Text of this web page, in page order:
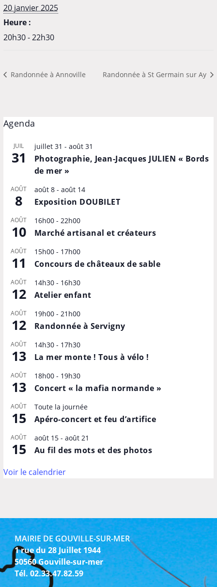
20 janvier 2025
Heure :
20h30 - 22h30
Randonnée à Annoville Randonnée à St Germain sur Ay
Agenda
JUIL
31
juillet 31 - août 31
Photographie, Jean-Jacques JULIEN « Bords
de mer »
AOÛT
8
août 8- août 14
Exposition DOUBILET
AOÛT
10
16h00- 22h00
Marché artisanal et créateurs
AOÛT
11
15h00- 17h00
Concours de châteaux de sable
AOÛT
12
14h30- 16h30
Atelier enfant
AOÛT
12
19h00- 21h00
Randonnée à Servigny
AOÛT
13
14h30- 17h30
La mer monte ! Tous à vélo !
AOÛT
13
18h00- 19h30
Concert « la mafia normande »
AOÛT
15
Toute la journée
Apéro-concert et feu d’artifice
AOÛT
15
août 15- août 21
Au fil des mots et des photos
Voir le calendrier
MAIRIE DE GOUVILLE-SUR-MER
1 rue du 28 Juillet 1944
50560 Gouville-sur-mer
Tél. 02.33.47.82.59